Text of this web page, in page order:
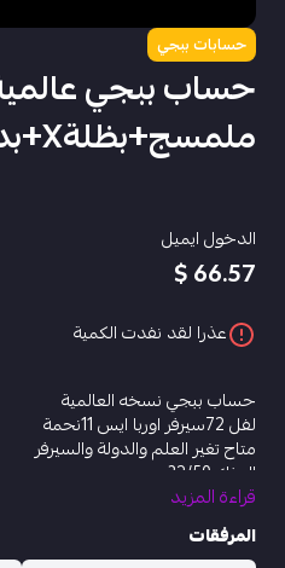
حسابات ببجي
حساب ببجي
ملمسج+بظلةX+بدلتين مومياء
الدخول ايميل
66.57 $
عذرا لقد نفدت الكمية
حساب ببجي نسخه العالمية
لفل 72سيرفر اوربا ايس 11نحمة
متاح تغير العلم والدولة والسيرفر
المثك 32/50
بدلة X
بدلة المومياء الزرقاء +الصفرا
مختبر التطوير.
قراءة المزيد
المرفقات